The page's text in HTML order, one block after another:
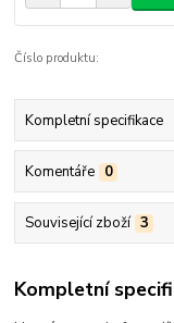
Číslo produktu:
Kompletní specifikace
Komentáře 0
Související zboží 3
Kompletní